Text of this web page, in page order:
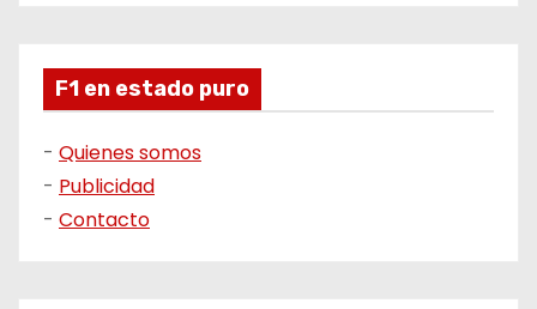
F1 en estado puro
- Quienes somos
- Publicidad
- Contacto